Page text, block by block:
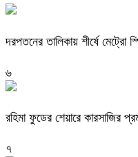
দরপতনের তালিকায় শীর্ষে মেট্রো
৬
রহিমা ফুডের শেয়ারে কারসাজির
৭